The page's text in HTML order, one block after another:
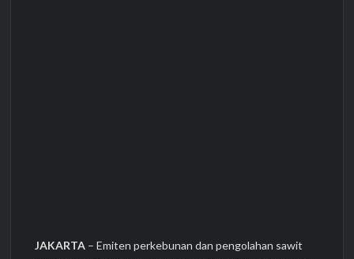
JAKARTA – Emiten perkebunan dan pengolahan sawit